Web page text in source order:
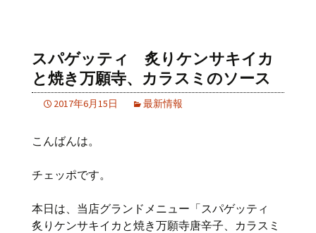
スパゲッティ 炙りケンサキイカ
と焼き万願寺、カラスミのソース
2017年6月15日 最新情報
こんばんは。
チェッポです。
本日は、当店グランドメニュー「スパゲッティ
炙りケンサキイカと焼き万願寺唐辛子、カラスミ